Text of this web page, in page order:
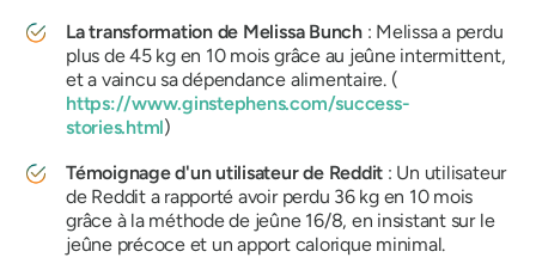
La transformation de Melissa Bunch: Melissa a perdu
plus de 45 kg en 10 mois grâce au jeûne intermittent,
et a vaincu sa dépendance alimentaire. (
https://www.ginstephens.com/success-
stories.html)
Témoignage d'un utilisateur de Reddit : Un utilisateur
de Reddit a rapporté avoir perdu 36 kg en 10 mois
grâce à la méthode de jeûne 16/8, en insistant sur le
jeûne précoce et un apport calorique minimal.